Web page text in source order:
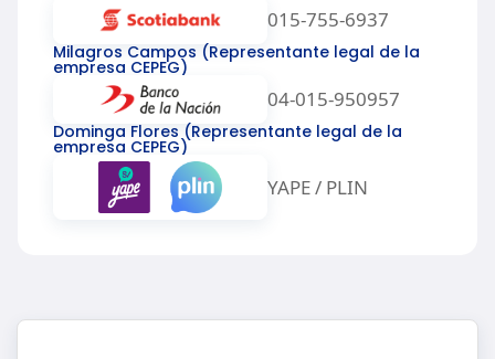
015-755-6937
Milagros Campos (Representante legal de la
empresa CEPEG)
04-015-950957
Dominga Flores (Representante legal de la
empresa CEPEG)
YAPE / PLIN